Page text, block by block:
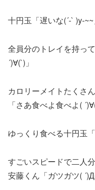
十円玉「遅いな(´-` )y-~~
全員分のトレイを持っ
´)∀(`)」
カロリーメイトたくさ
「さあ食べよ食べよ(
ゆっくり食べる十円玉
すごいスピードで二人
安藤くん「ガツガツ(